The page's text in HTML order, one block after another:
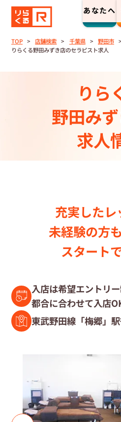
あなたへ
りらくる
セラピスト募集
セラピストストーリ
収⼊とサポート
トレーニングセンタ
セラピスト募集中の
復職セラピスト募集
よくあるご質問
TOP 店舗検索 千葉県
野田市
りらくる野田みずき店のセラピスト求人
りら
野田み
求人
充実したレ
未経験の⽅
スタート
入店は希望エントリ
都合に合わせて入店
東武野田線「梅郷」